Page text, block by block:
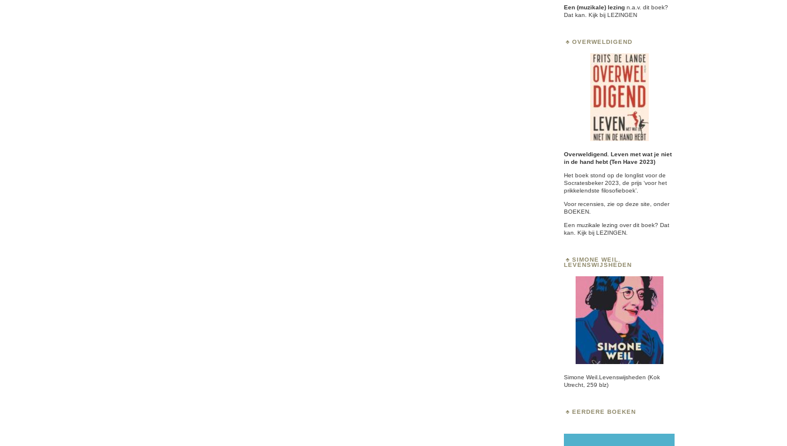
Een (muzikale) lezing n.a.v. dit boek?
Dat kan. Kijk bij LEZINGEN
OVERWELDIGEND
Overweldigend. Leven met wat je niet
in de hand hebt (Ten Have 2023)
Het boek stond op de longlist voor de
Socratesbeker2023, de prijs ‘voor het
prikkelendste filosofieboek’.
Voor recensies, zie op deze site, onder
BOEKEN.
Een muzikale lezing over dit boek? Dat
kan. Kijk bijLEZINGEN.
SIMONE WEIL.
LEVENSWIJSHEDEN
Simone Weil.Levenswijsheden (Kok
Utrecht, 259 blz)
EERDERE BOEKEN